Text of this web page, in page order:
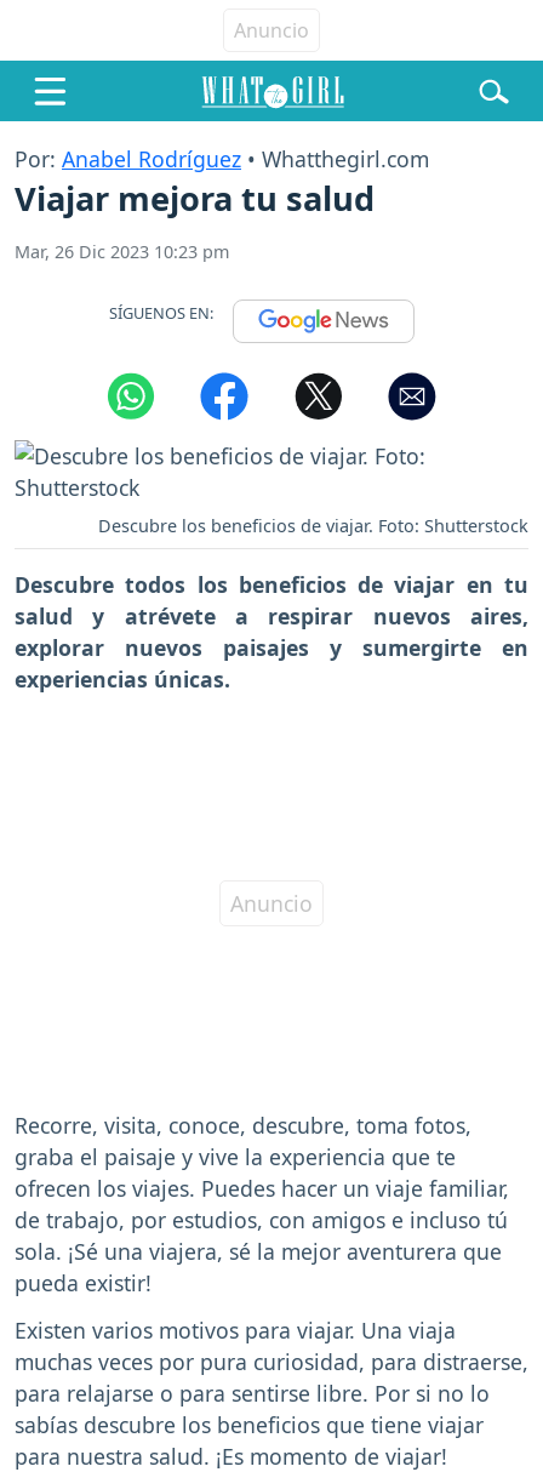
Por: Anabel Rodríguez • Whatthegirl.com
Viajar mejora tu salud
Mar, 26 Dic 2023 10:23 pm
SÍGUENOS EN:
Descubre los beneficios de viajar. Foto: Shutterstock
Descubre todos los beneficios de viajar en tu
salud y atrévete a respirar nuevos aires,
explorar nuevos paisajes y sumergirte en
experiencias únicas.
Recorre, visita, conoce, descubre, toma fotos,
graba el paisaje y vive la experiencia que te
ofrecen los viajes. Puedes hacer un viaje familiar,
de trabajo, por estudios, con amigos e incluso tú
sola. ¡Sé una viajera, sé la mejor aventurera que
pueda existir!
Existen varios motivos para viajar. Una viaja
muchas veces por pura curiosidad, para distraerse,
para relajarse o para sentirse libre. Por si no lo
sabías descubre los beneficios que tiene viajar
para nuestra salud. ¡Es momento de viajar!